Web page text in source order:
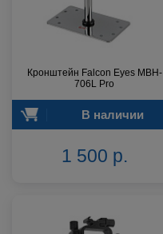
Кронштейн Falcon Eyes MBH-
706L Pro
В наличии
1 500 р.